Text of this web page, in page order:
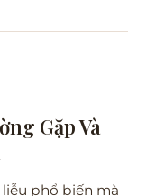
Gặp Và
phổ biến mà